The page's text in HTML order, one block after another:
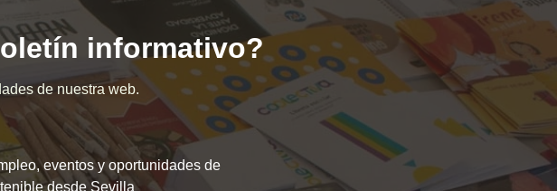
informativo?
de nuestra web.
eventos y oportunidades de
desde Sevilla